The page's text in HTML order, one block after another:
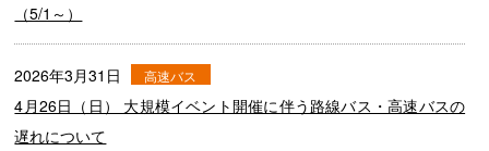
（5/1～）
2026年3月31日 高速バス
4月26日（日） 大規模イベント開催に伴う路線バス・高速バスの
遅れについて